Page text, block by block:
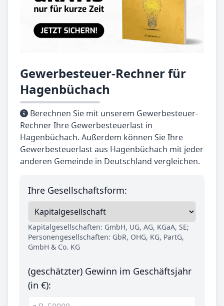
Gewerbesteuer-Rechner für
Hagenbüchach
Berechnen Sie mit unserem Gewerbesteuer-
Rechner Ihre Gewerbesteuerlast in
Hagenbüchach. Außerdem können Sie Ihre
Gewerbesteuerlast aus Hagenbüchach mit jeder
anderen Gemeinde in Deutschland vergleichen.
Ihre Gesellschaftsform:
Kapitalgesellschaften: GmbH, UG, AG, KGaA, SE;
Personengesellschaften: GbR, OHG, KG, PartG,
GmbH & Co. KG
(geschätzter) Gewinn im Geschäftsjahr
(in €):